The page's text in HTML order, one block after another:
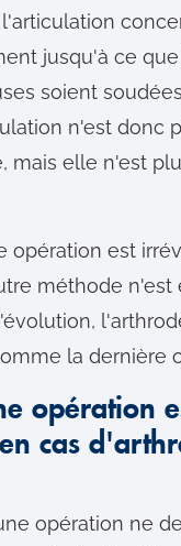
l'articulation
jusqu'à ce
soient
n'est donc
mais elle n'est
opération est
méthode n'est
la dernière
opération
cas
opération ne